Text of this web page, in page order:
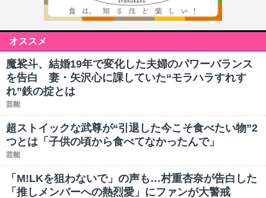
オススメ
魔裟斗、結婚19年で変化した夫婦のパワーバランス
を告白 妻・矢沢心に課していた“モラハラすれす
れ”鉄の掟とは
芸能
超ストイックな武尊が“引退した今こそ食べたい物”2
つとは「子供の頃から食べてなかったんで」
芸能
「M!LKを狙わないで」の声も…村重杏奈が告白した
「推しメンバーへの熱烈愛」にファンが大警戒